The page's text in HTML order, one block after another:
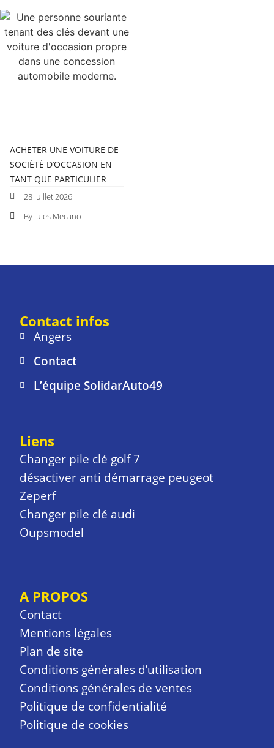
ACHETER UNE VOITURE DE
SOCIÉTÉ D’OCCASION EN
TANT QUE PARTICULIER
28 juillet 2026
By Jules Mecano
Contact infos
Angers
Contact
L’équipe SolidarAuto49
Liens
Changer pile clé golf 7
désactiver anti démarrage peugeot
Zeperf
Changer pile clé audi
Oupsmodel
A PROPOS
Contact
Mentions légales
Plan de site
Conditions générales d’utilisation
Conditions générales de ventes
Politique de confidentialité
Politique de cookies